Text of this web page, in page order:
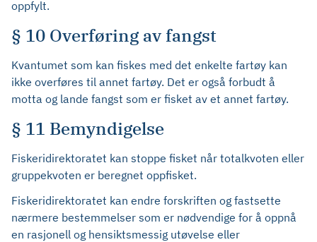
oppfylt.
§ 10 Overføring av fangst
Kvantumet som kan fiskes med det enkelte fartøy kan
ikke overføres til annet fartøy. Det er også forbudt å
motta og lande fangst som er fisket av et annet fartøy.
§ 11 Bemyndigelse
Fiskeridirektoratet kan stoppe fisket når totalkvoten eller
gruppekvoten er beregnet oppfisket.
Fiskeridirektoratet kan endre forskriften og fastsette
nærmere bestemmelser som er nødvendige for å oppnå
en rasjonell og hensiktsmessig utøvelse eller